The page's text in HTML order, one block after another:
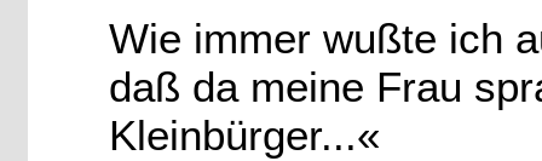
Wie immer wußte ich
daß da meine Frau
Kleinbürger...«